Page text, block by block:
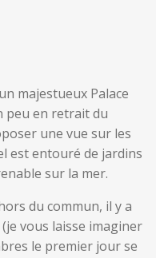
majestueux Palace
peu en retrait du
une vue sur les
est entouré de jardins
sur la mer.
du commun, il y a
(je vous laisse imaginer
le premier jour se